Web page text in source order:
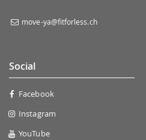
move-ya@fitforless.ch
Social
Facebook
Instagram
YouTube